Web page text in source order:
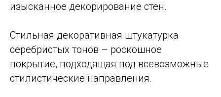
изысканное декорирование стен.
Стильная декоративная штукатурка
серебристых тонов – роскошное
покрытие, подходящая под всевозможные
стилистические направления.